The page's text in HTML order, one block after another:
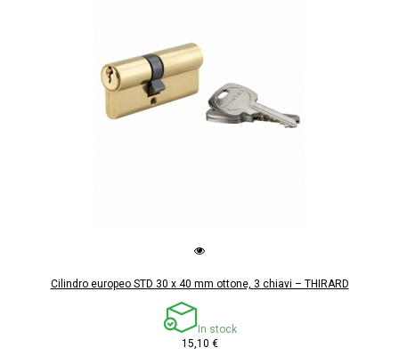
Cilindro europeo STD 30 x 40 mm ottone, 3 chiavi – THIRARD
In stock
15,10 €